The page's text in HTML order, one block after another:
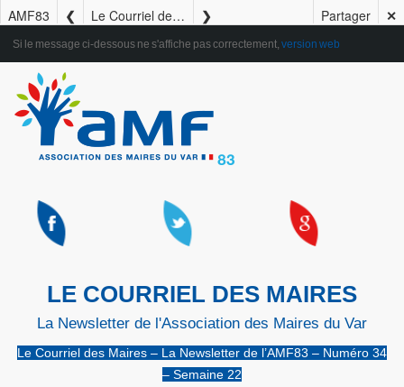
AMF83 Le Courriel des Maires – La Newsletter de l’AMF83 – Numéro 34 – Semaine 22 ✕
Partager